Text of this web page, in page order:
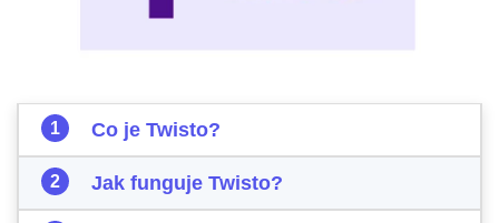
Co je Twisto?
Jak funguje Twisto?